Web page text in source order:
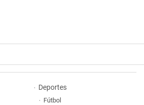
Deportes
Fútbol